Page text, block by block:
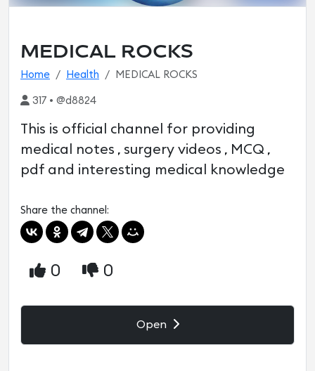
MEDICAL ROCKS
Home Health MEDICAL ROCKS
317 • @d8824
This is official channel for providing
medical notes , surgery videos , MCQ ,
pdf and interesting medical knowledge
Share the channel:
0 0
Open